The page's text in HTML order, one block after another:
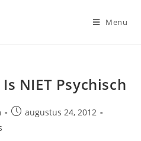
Menu
NIET Psychisch
Berichtaugustus 24, 2012